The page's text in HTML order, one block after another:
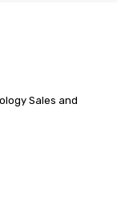
Sales and